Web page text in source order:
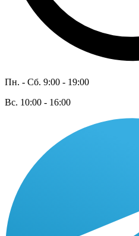
Пн. - Сб. 9:00 - 19:00
Вс. 10:00 - 16:00